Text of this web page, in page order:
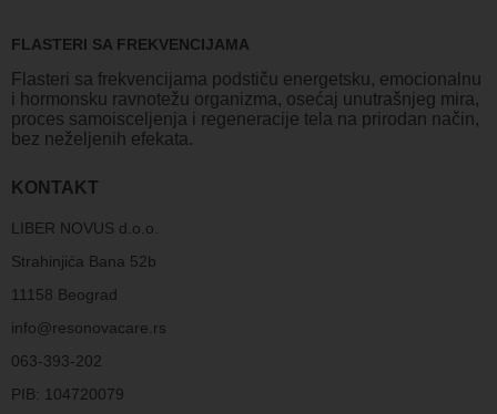
FLASTERI SA FREKVENCIJAMA
Flasteri sa frekvencijama podstiču energetsku, emocionalnu
i hormonsku ravnotežu organizma, osećaj unutrašnjeg mira,
proces samoisceljenja i regeneracije tela na prirodan način,
bez neželjenih efekata.
KONTAKT
LIBER NOVUS d.o.o.
Strahinjića Bana 52b
11158 Beograd
info@resonovacare.rs
063-393-202
PIB: 104720079